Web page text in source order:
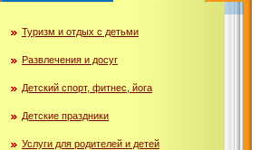
Туризм и отдых с детьми
Развлечения и досуг
Детский спорт, фитнес, йога
Детские праздники
Услуги для родителей и детей